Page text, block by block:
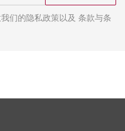
们的隐私政策以及 条款与条